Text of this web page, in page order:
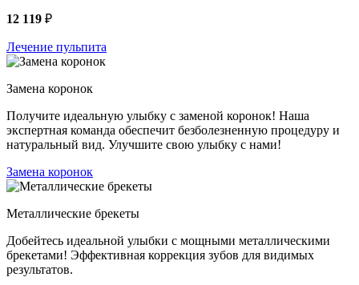
12 119 ₽
Лечение пульпита
Замена коронок
Получите идеальную улыбку с заменой коронок! Наша
экспертная команда обеспечит безболезненную процедуру и
натуральный вид. Улучшите свою улыбку с нами!
Замена коронок
Металлические брекеты
Добейтесь идеальной улыбки с мощными металлическими
брекетами! Эффективная коррекция зубов для видимых
результатов.